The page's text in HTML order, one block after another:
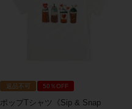
返品不可 50％OFF
ポップTシャツ《Sip & Snap